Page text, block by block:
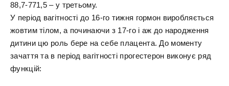
88,7-771,5 – у третьому.
У період вагітності до 16-го тижня гормон виробляється
жовтим тілом, а починаючи з 17-го і аж до народження
дитини цю роль бере на себе плацента. До моменту
зачаття та в період вагітності прогестерон виконує ряд
функцій: